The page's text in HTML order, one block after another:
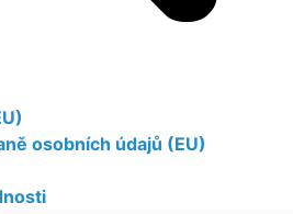
osobních údajů (EU)